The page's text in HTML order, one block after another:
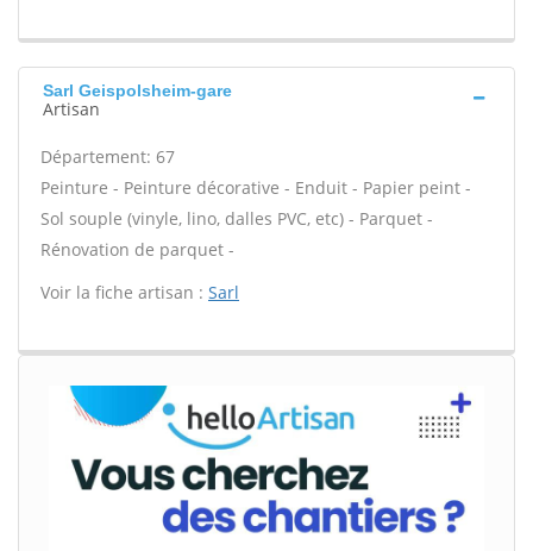
Sarl Geispolsheim-gare
Artisan
Département: 67
Peinture - Peinture décorative - Enduit - Papier peint -
Sol souple (vinyle, lino, dalles PVC, etc) - Parquet -
Rénovation de parquet -
Voir la fiche artisan : Sarl